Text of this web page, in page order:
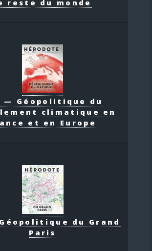
reste du monde
— Géopolitique du
climatique en
et en Europe
du Grand
Paris